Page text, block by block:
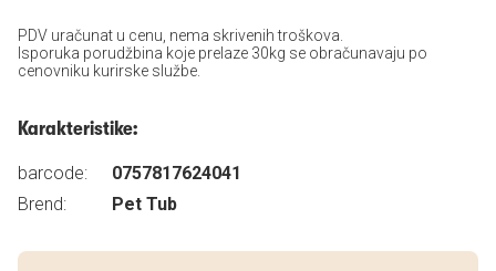
PDV uračunat u cenu, nema skrivenih troškova.
Isporuka porudžbina koje prelaze 30kg se obračunavaju po
cenovniku kurirske službe.
Karakteristike:
barcode:
0757817624041
Brend:
Pet Tub